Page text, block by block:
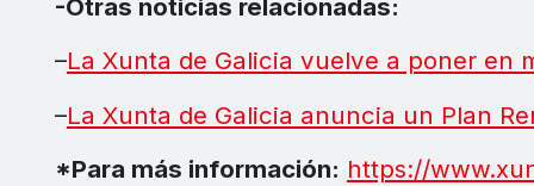
-Otras noticias relacionadas:
–La Xunta de Galicia vuelve a poner en
–La Xunta de Galicia anuncia un Plan
*Para más información: https://